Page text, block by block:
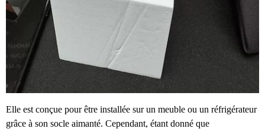
Elle est conçue pour être installée sur un meuble ou un réfrigérateur
grâce à son socle aimanté. Cependant, étant donné que